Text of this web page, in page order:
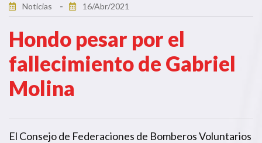
Noticias 16/Abr/2021
Hondo pesar por el
fallecimiento de Gabriel
Molina
El Consejo de Federaciones de Bomberos Voluntarios